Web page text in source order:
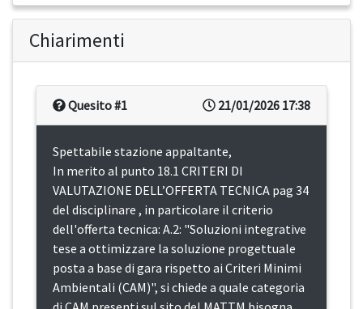
Chiarimenti
21/01/2026 17:38
Quesito #1
Spettabile stazione appaltante,
In merito al punto 18.1 CRITERI DI
VALUTAZIONE DELL’OFFERTA TECNICA pag 34
del disciplinare , in particolare il criterio
dell'offerta tecnica: A.2: "Soluzioni integrative
tese a ottimizzare la soluzione progettuale
posta a base di gara rispetto ai Criteri Minimi
Ambientali (CAM)", si chiede a quale categoria